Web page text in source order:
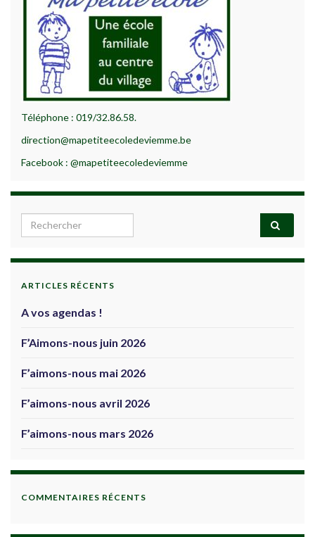
Téléphone : 019/32.86.58.
direction@mapetiteecoledeviemme.be
Facebook : @mapetiteecoledeviemme
Search for:
ARTICLES RÉCENTS
A vos agendas !
F’Aimons-nous juin 2026
F’aimons-nous mai 2026
F’aimons-nous avril 2026
F’aimons-nous mars 2026
COMMENTAIRES RÉCENTS